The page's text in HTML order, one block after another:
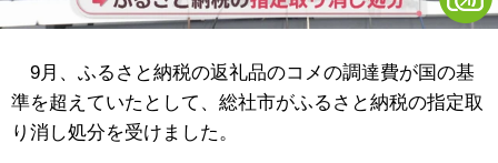
9月、ふるさと納税の返礼品のコメの調達費が国の基
準を超えていたとして、総社市がふるさと納税の指定取
り消し処分を受けました。